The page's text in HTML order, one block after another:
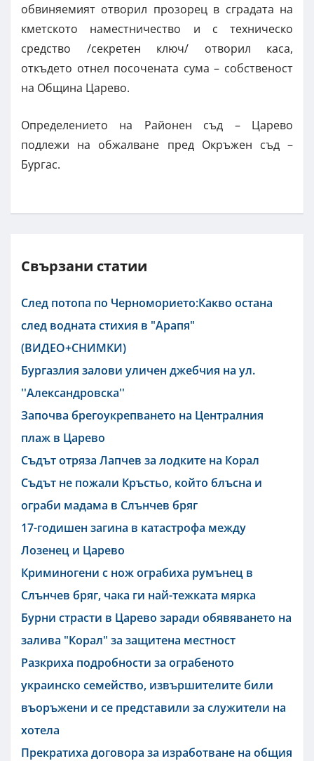
обвиняемият отворил прозорец в сградата на
кметското наместничество и с техническо
средство /секретен ключ/ отворил каса,
откъдето отнел посочената сума – собственост
на Община Царево.
Определението на Районен съд – Царево
подлежи на обжалване пред Окръжен съд –
Бургас.
Свързани статии
След потопа по Черноморието:Какво остана
след водната стихия в "Арапя"
(ВИДЕО+СНИМКИ)
Бургазлия залови уличен джебчия на ул.
''Александровска''
Започва брегоукрепването на Централния
плаж в Царево
Съдът отряза Лапчев за лодките на Корал
Съдът не пожали Кръстьо, който блъсна и
ограби мадама в Слънчев бряг
17-годишен загина в катастрофа между
Лозенец и Царево
Криминогени с нож ограбиха румънец в
Слънчев бряг, чака ги най-тежката мярка
Бурни страсти в Царево заради обявяването на
залива "Корал" за защитена местност
Разкриха подробности за ограбеното
украинско семейство, извършителите били
въоръжени и се представили за служители на
хотела
Прекратиха договора за изработване на общия